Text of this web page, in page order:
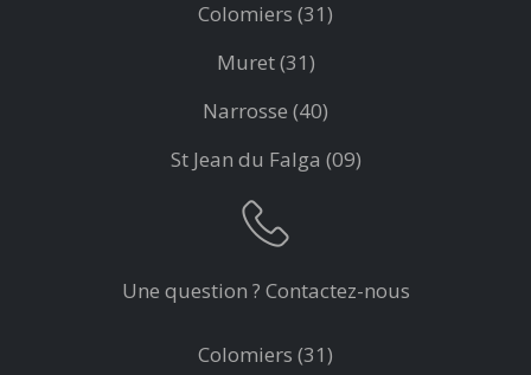
Colomiers (31)
Muret (31)
Narrosse (40)
St Jean du Falga (09)
Une question ? Contactez-nous
Colomiers (31)